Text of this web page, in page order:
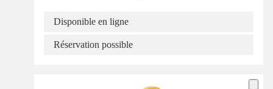
Disponible en ligne
Réservation possible